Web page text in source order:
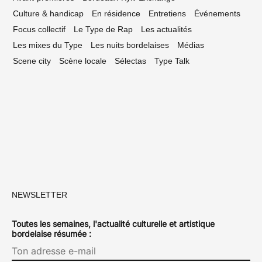
Culture & handicap
En résidence Entretiens
Événements
Focus collectif
Le Type de Rap
Les actualités
Les mixes du Type
Les nuits bordelaises
Médias
Scene city
Scène locale Sélectas Type Talk
NEWSLETTER
Toutes les semaines, l'actualité culturelle et artistique
bordelaise résumée :